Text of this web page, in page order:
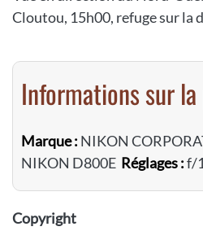
Cloutou, 15h00, refuge sur la
Informations sur la
Marque : NIKON
NIKON D800E Réglages :f/
Copyright